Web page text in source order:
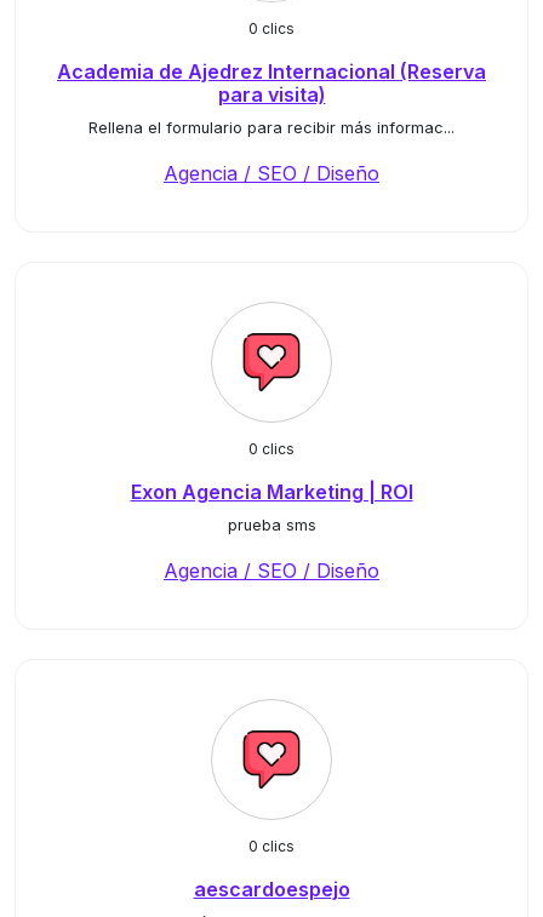
0 clics
Academia de Ajedrez Internacional (Reserva
para visita)
Rellena el formulario para recibir más informac...
Agencia / SEO / Diseño
0 clics
Exon Agencia Marketing | ROI
prueba sms
Agencia / SEO / Diseño
0 clics
aescardoespejo